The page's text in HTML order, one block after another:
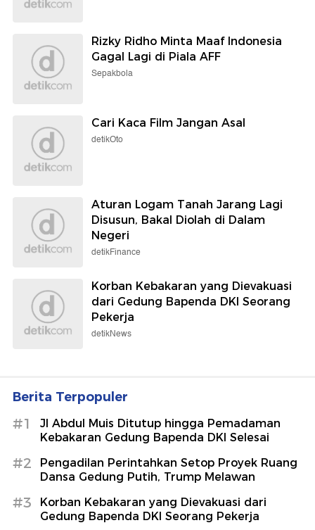
Rizky Ridho Minta Maaf Indonesia
Gagal Lagi di Piala AFF
Sepakbola
Cari Kaca Film Jangan Asal
detikOto
Aturan Logam Tanah Jarang Lagi
Disusun, Bakal Diolah di Dalam
Negeri
detikFinance
Korban Kebakaran yang Dievakuasi
dari Gedung Bapenda DKI Seorang
Pekerja
detikNews
Berita Terpopuler
#1
Jl Abdul Muis Ditutup hingga Pemadaman
Kebakaran Gedung Bapenda DKI Selesai
#2
Pengadilan Perintahkan Setop Proyek Ruang
Dansa Gedung Putih, Trump Melawan
#3
Korban Kebakaran yang Dievakuasi dari
Gedung Bapenda DKI Seorang Pekerja